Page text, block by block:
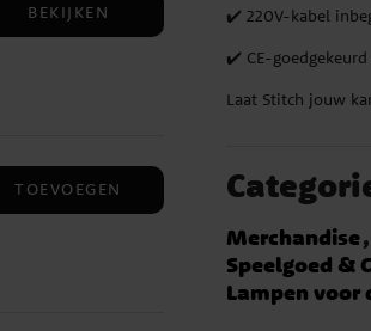
BEKIJKEN
TOEVOEGEN
✔️ 220V-kabel
✔️ CE-
Laat Stitch jouw
Merchandise
Speelgoed &
Lampen voor